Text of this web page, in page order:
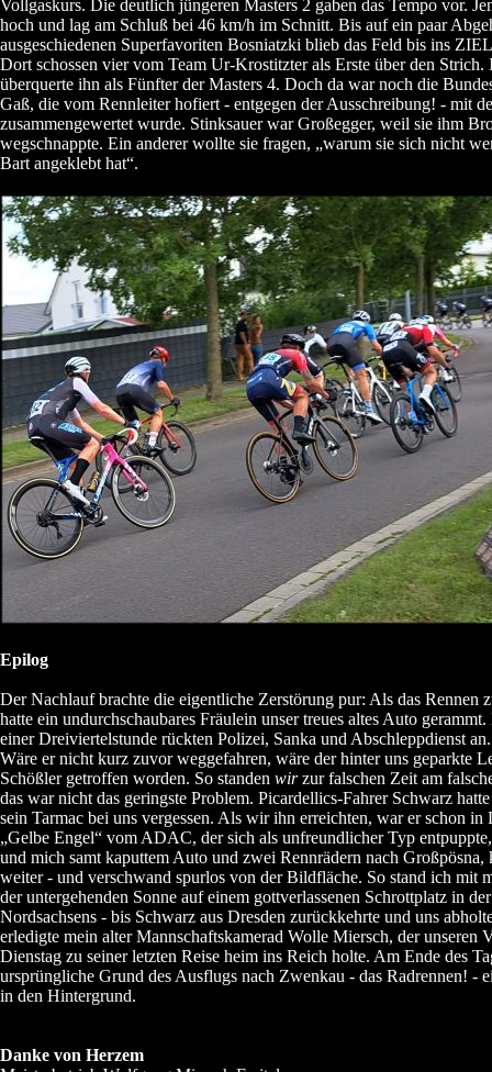
Vollgaskurs. Die deutlich jüngeren Masters 2 gaben das Tempo vor.
hoch und lag am Schluß bei 46 km/h im Schnitt. Bis auf ein paar
ausgeschiedenen Superfavoriten Bosniatzki blieb das Feld bis ins
Dort schossen vier vom Team Ur-Krostitzter als Erste über den Strich.
überquerte ihn als Fünfter der Masters 4. Doch da war noch die
Gaß, die vom Rennleiter hofiert - entgegen der Ausschreibung! - mit
zusammengewertet wurde. Stinksauer war Großegger, weil sie ihm
wegschnappte. Ein anderer wollte sie fragen, „warum sie sich nicht
Bart angeklebt hat“.
Epilog
Der Nachlauf brachte die eigentliche Zerstörung pur: Als das Rennen
hatte ein undurchschaubares Fräulein unser treues altes Auto
einer Dreiviertelstunde rückten Polizei, Sanka und Abschleppdienst
Wäre er nicht kurz zuvor weggefahren, wäre der hinter uns geparkte
Schößler getroffen worden. So standen wirzur falschen Zeit am
das war nicht das geringste Problem. Picardellics-Fahrer Schwarz
sein Tarmac bei uns vergessen. Als wir ihn erreichten, war er schon in
„Gelbe Engel“ vom ADAC, der sich als unfreundlicher Typ
und mich samt kaputtem Auto und zwei Rennrädern nach Großpösna,
weiter - und verschwand spurlos von der Bildfläche. So stand ich mit
der untergehenden Sonne auf einem gottverlassenen Schrottplatz in
Nordsachsens - bis Schwarz aus Dresden zurückkehrte und uns
erledigte mein alter Mannschaftskamerad Wolle Miersch, der unseren
Dienstag zu seiner letzten Reise heim ins Reich holte. Am Ende des
ursprüngliche Grund des Ausflugs nach Zwenkau - das Radrennen! -
in den Hintergrund.
Danke von Herzem